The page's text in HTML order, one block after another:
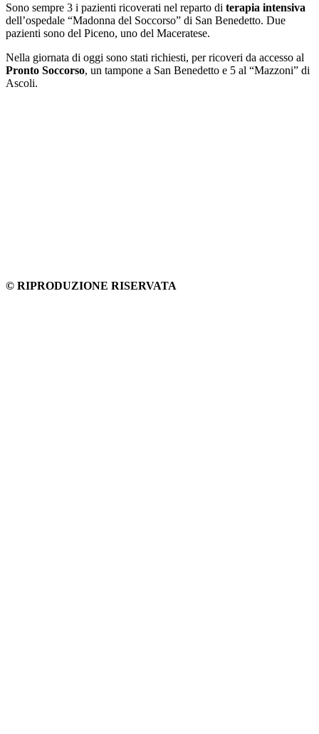
Sono sempre 3 i pazienti ricoverati nel reparto di terapia intensiva
dell’ospedale “Madonna del Soccorso” di San Benedetto. Due
pazienti sono del Piceno, uno del Maceratese.
Nella giornata di oggi sono stati richiesti, per ricoveri da accesso al
Pronto Soccorso, un tampone a San Benedetto e 5 al “Mazzoni” di
Ascoli.
© RIPRODUZIONE RISERVATA